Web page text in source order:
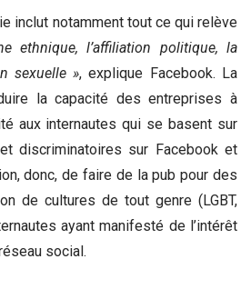
inclut notamment tout ce qui relève
ethnique, l’affiliation politique, la
sexuelle », explique Facebook. La
la capacité des entreprises à
aux internautes qui se basent sur
discriminatoires sur Facebook et
donc, de faire de la pub pour des
de cultures de tout genre (LGBT,
ayant manifesté de l’intérêt
social.